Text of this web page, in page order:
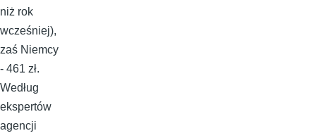
niż rok
wcześniej),
zaś Niemcy
- 461 zł.
Według
ekspertów
agencji